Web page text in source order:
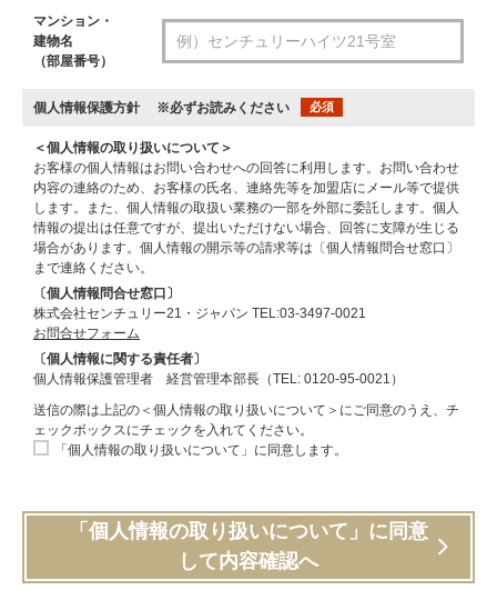
マンション・
建物名
（部屋番号）
個人情報保護方針 ※必ずお読みください 必須
＜個人情報の取り扱いについて＞
お客様の個人情報はお問い合わせへの回答に利用します。お問い合わせ
内容の連絡のため、お客様の氏名、連絡先等を加盟店にメール等で提供
します。また、個人情報の取扱い業務の一部を外部に委託します。個人
情報の提出は任意ですが、提出いただけない場合、回答に支障が生じる
場合があります。個人情報の開示等の請求等は〔個人情報問合せ窓口〕
まで連絡ください。
〔個人情報問合せ窓口〕
株式会社センチュリー21・ジャパン TEL:03-3497-0021
お問合せフォーム
〔個人情報に関する責任者〕
個人情報保護管理者 経営管理本部長（TEL: 0120-95-0021）
送信の際は上記の＜個人情報の取り扱いについて＞にご同意のうえ、チ
ェックボックスにチェックを入れてください。
「個人情報の取り扱いについて」に同意します。
「個人情報の取り扱いについて」に同意
して内容確認へ